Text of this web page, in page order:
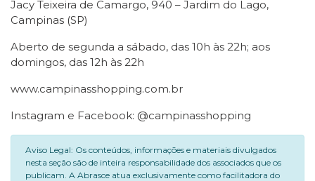
Jacy Teixeira de Camargo, 940 – Jardim do Lago,
Campinas (SP)
Aberto de segunda a sábado, das 10h às 22h; aos
domingos, das 12h às 22h
www.campinasshopping.com.br
Instagram e Facebook: @campinasshopping
Aviso Legal: Os conteúdos, informações e materiais divulgados
nesta seção são de inteira responsabilidade dos associados que os
publicam. A Abrasce atua exclusivamente como facilitadora do